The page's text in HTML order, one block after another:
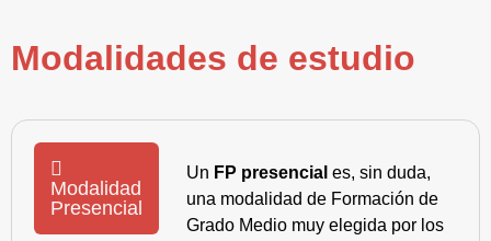
Modalidades de estudio
Modalidad
Presencial
Un FP presencial es, sin duda,
una modalidad de Formación de
Grado Medio muy elegida por los